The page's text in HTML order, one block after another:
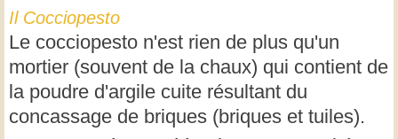
Il Cocciopesto
Le cocciopesto n'est rien de plus qu'un
mortier (souvent de la chaux) qui contient de
la poudre d'argile cuite résultant du
concassage de briques (briques et tuiles).